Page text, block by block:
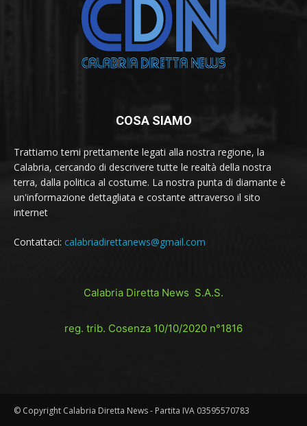
COSA SIAMO
Trattiamo temi prettamente legati alla nostra regione, la
Calabria, cercando di descrivere tutte le realtà della nostra
terra, dalla politica al costume. La nostra punta di diamante è
un'informazione dettagliata e costante attraverso il sito
internet
Contattaci: calabriadirettanews@gmail.com
Calabria Diretta News S.A.S.
reg. trib. Cosenza 10/10/2020 n°1816
© Copyright Calabria Diretta News - Partita IVA 03595570783